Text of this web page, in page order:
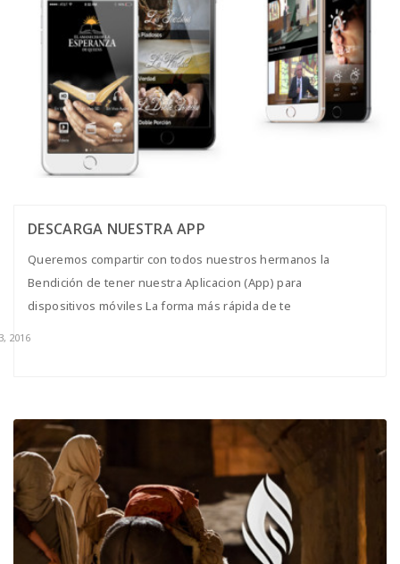
DESCARGA NUESTRA APP
Queremos compartir con todos nuestros hermanos la
Bendición de tener nuestra Aplicacion (App) para
dispositivos móviles La forma más rápida de te
2016